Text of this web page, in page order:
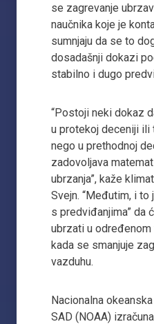
se zagrevanje
naučnika koje je
sumnjaju da se to
dosadašnji dokazi
stabilno i dugo
“Postoji neki dokaz
u protekoj deceniji ili
nego u prethodnoj
zadovoljava
ubrzanja”, kaže
Svejn. “Međutim, i
s predviđanjima” da
ubrzati u
kada se smanjuje
vazduhu.
Nacionalna
SAD (NOAA)